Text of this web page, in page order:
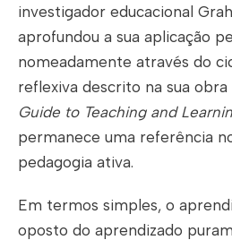
investigador educacional
aprofundou a sua aplicação
nomeadamente através do
reflexiva descrito na sua obra
Guide to Teaching and
permanece uma referência
pedagogia ativa.
Em termos simples, o
oposto do aprendizado